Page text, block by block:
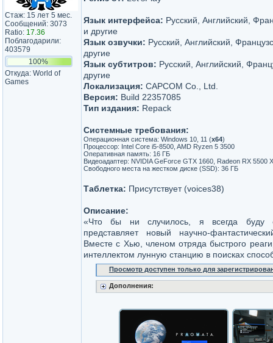
Стаж: 15 лет 5 мес.
Сообщений: 3073
Ratio: 17.36
Поблагодарили:
403579
100%
Откуда: World of
Games
Язык интерфейса: Русский, Английский,
и другие
Язык озвучки: Русский, Английский,
другие
Язык субтитров: Русский, Английский,
другие
Локализация: CAPCOM Co., Ltd.
Версия: Build 22357085
Тип издания: Repack
Системные требования:
Операционная система: Windows 10, 11 (х64)
Процессор: Intel Core i5-8500, AMD Ryzen 5 3500
Оперативная память: 16 ГБ
Видеоадаптер: NVIDIA GeForce GTX 1660, Radeon RX 5500
Свободного места на жестком диске (SSD): 36 ГБ
Таблетка: Присутствует (voices38)
Описание:
«Что бы ни случилось, я всегда буду
представляет новый научно-
Вместе с Хью, членом отряда быстрого
интеллектом лунную станцию в поисках
Просмотр доступен только для
Дополнения: